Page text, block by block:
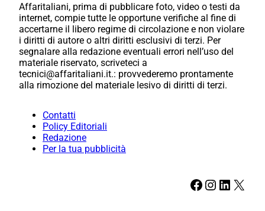
Affaritaliani, prima di pubblicare foto, video o testi da
internet, compie tutte le opportune verifiche al fine di
accertarne il libero regime di circolazione e non violare
i diritti di autore o altri diritti esclusivi di terzi. Per
segnalare alla redazione eventuali errori nell’uso del
materiale riservato, scriveteci a
tecnici@affaritaliani.it.: provvederemo prontamente
alla rimozione del materiale lesivo di diritti di terzi.
Contatti
Policy Editoriali
Redazione
Per la tua pubblicità
Facebook Instagram LinkedIn X